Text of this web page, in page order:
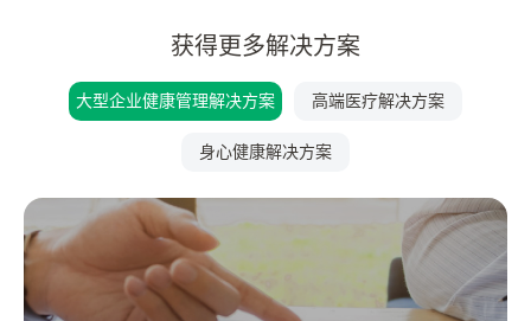
获得更多解决方案
大型企业健康管理解决方案 高端医疗解决方案
身心健康解决方案